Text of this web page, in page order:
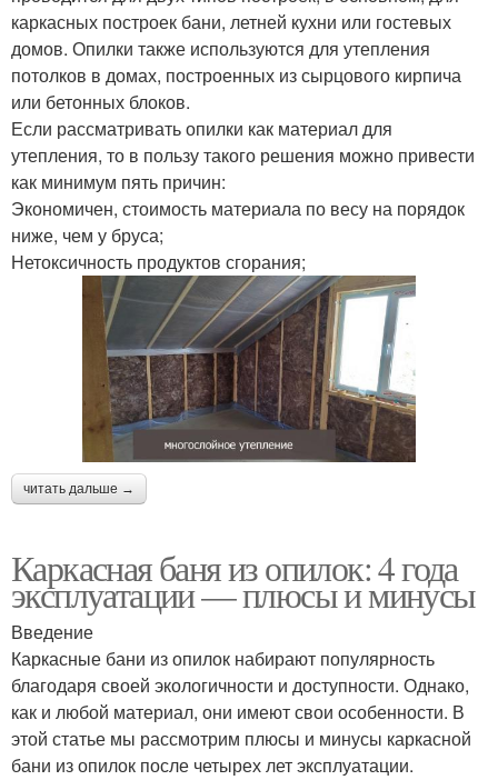
каркасных построек бани, летней кухни или гостевых
домов. Опилки также используются для утепления
потолков в домах, построенных из сырцового кирпича
или бетонных блоков.
Если рассматривать опилки как материал для
утепления, то в пользу такого решения можно привести
как минимум пять причин:
Экономичен, стоимость материала по весу на порядок
ниже, чем у бруса;
Нетоксичность продуктов сгорания;
читать дальше →
Каркасная баня из опилок: 4 года
эксплуатации — плюсы и минусы
Введение
Каркасные бани из опилок набирают популярность
благодаря своей экологичности и доступности. Однако,
как и любой материал, они имеют свои особенности. В
этой статье мы рассмотрим плюсы и минусы каркасной
бани из опилок после четырех лет эксплуатации.